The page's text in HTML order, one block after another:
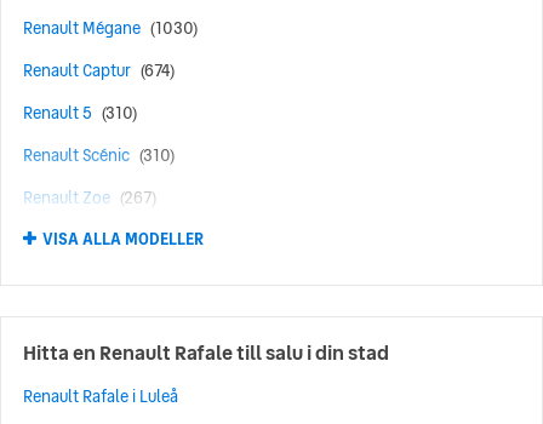
Renault Mégane (1030)
Renault Captur (674)
Renault 5 (310)
Renault Scénic (310)
Renault Zoe (267)
Renault Kadjar (212)
Renault 4 (195)
Renault Trafic (141)
Renault Grand Scénic (129)
Renault Talisman (86)
VISA ALLA MODELLER
Hitta en Renault Rafale till salu i din stad
Renault Rafale i Luleå